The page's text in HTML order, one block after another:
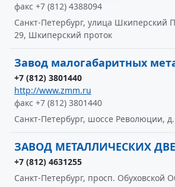
факс +7 (812) 4388094
Санкт-Петербург, улица Шкиперский
29, Шкиперский проток
Завод малогабаритных
+7 (812) 3801440
http://www.zmm.ru
факс +7 (812) 3801440
Санкт-Петербург, шоссе Революции,
ЗАВОД МЕТАЛЛИЧЕСКИХ
+7 (812) 4631255
Санкт-Петербург, просп. Обуховской